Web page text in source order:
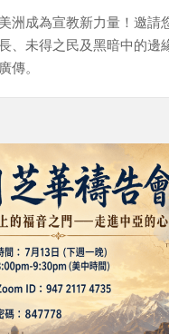
洲成為宣教新力量！邀請
、未得之民及黑暗中的邊
傳。